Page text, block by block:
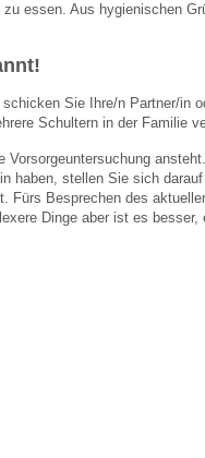
essen. Aus hygienischen
Sie Ihre/n Partner/in
Schultern in der Familie
Vorsorgeuntersuchung
haben, stellen Sie sich
Fürs Besprechen des
Dinge aber ist es besser,